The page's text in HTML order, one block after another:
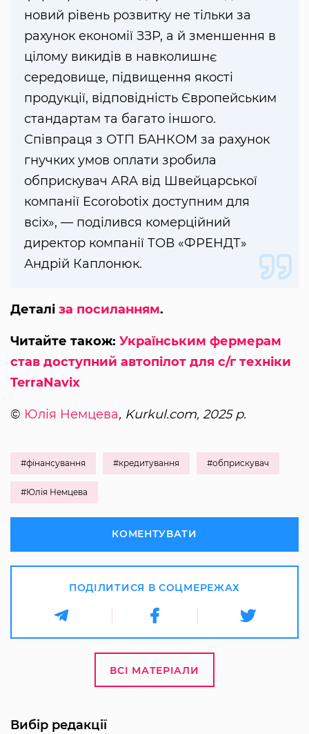
новий рівень розвитку не тільки за
рахунок економії ЗЗР, а й зменшення в
цілому викидів в навколишнє
середовище, підвищення якості
продукції, відповідність Європейським
стандартам та багато іншого.
Співпраця з ОТП БАНКОМ за рахунок
гнучких умов оплати зробила
обприскувач ARA від Швейцарської
компанії Ecorobotix доступним для
всіх», — поділився комерційний
директор компанії ТОВ «ФРЕНДТ»
Андрій Каплонюк.
Деталі за посиланням.
Читайте також: Українським фермерам
став доступний автопілот для с/г техніки
TerraNavix
© Юлія Немцева, Kurkul.com, 2025 р.
#фінансування #кредитування #обприскувач
#Юлія Немцева
КОМЕНТУВАТИ
ПОДІЛИТИСЯ В СОЦМЕРЕЖАХ
ВСІ МАТЕРІАЛИ
Вибір редакції